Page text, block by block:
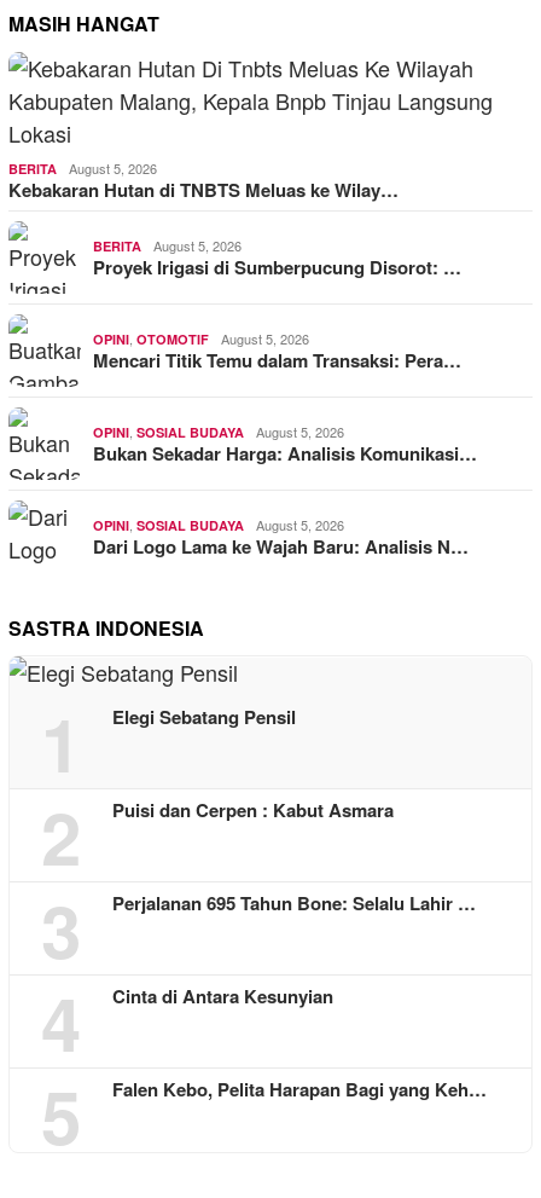
MASIH HANGAT
BERITA August 5, 2026
Kebakaran Hutan di TNBTS Meluas ke Wilay…
BERITA August 5, 2026
Proyek Irigasi di Sumberpucung Disorot: …
OPINI, OTOMOTIF August 5, 2026
Mencari Titik Temu dalam Transaksi: Pera…
OPINI, SOSIAL BUDAYA August 5, 2026
Bukan Sekadar Harga: Analisis Komunikasi…
OPINI, SOSIAL BUDAYA August 5, 2026
Dari Logo Lama ke Wajah Baru: Analisis N…
SASTRA INDONESIA
1 Elegi Sebatang Pensil
2 Puisi dan Cerpen : Kabut Asmara
3 Perjalanan 695 Tahun Bone: Selalu Lahir …
4 Cinta di Antara Kesunyian
5 Falen Kebo, Pelita Harapan Bagi yang Keh…